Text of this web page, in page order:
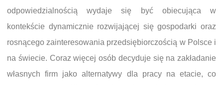
odpowiedzialnością wydaje się być obiecująca w
kontekście dynamicznie rozwijającej się gospodarki oraz
rosnącego zainteresowania przedsiębiorczością w Polsce i
na świecie. Coraz więcej osób decyduje się na zakładanie
własnych firm jako alternatywy dla pracy na etacie, co